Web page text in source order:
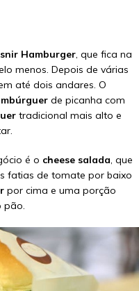
Hamburger, que fica na
menos. Depois de várias
até dois andares. O
de picanha com
tradicional mais alto e
é o cheese salada, que
fatias de tomate por baixo
por cima e uma porção
pão.